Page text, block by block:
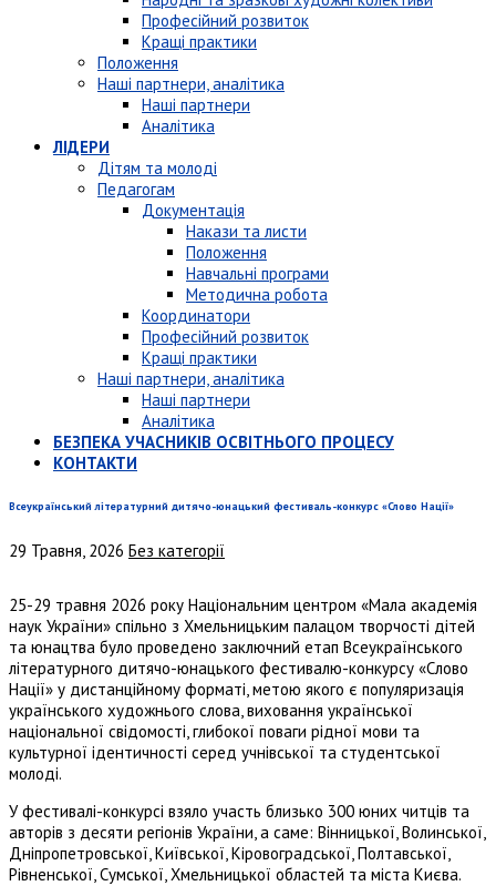
Професійний розвиток
Кращі практики
Положення
Наші партнери, аналітика
Наші партнери
Аналітика
ЛІДЕРИ
Дітям та молоді
Педагогам
Документація
Накази та листи
Положення
Навчальні програми
Методична робота
Координатори
Професійний розвиток
Кращі практики
Наші партнери, аналітика
Наші партнери
Аналітика
БЕЗПЕКА УЧАСНИКІВ ОСВІТНЬОГО ПРОЦЕСУ
КОНТАКТИ
Всеукраїнський літературний дитячо-юнацький фестиваль-конкурс «Слово Нації»
29 Травня, 2026 Без категорії
25-29 травня 2026 року Національним центром «Мала академія
наук України» спільно з Хмельницьким палацом творчості дітей
та юнацтва було проведено заключний етап Всеукраїнського
літературного дитячо-юнацького фестивалю-конкурсу «Слово
Нації» у дистанційному форматі, метою якого є популяризація
українського художнього слова, виховання української
національної свідомості, глибокої поваги рідної мови та
культурної ідентичності серед учнівської та студентської
молоді.
У фестивалі-конкурсі взяло участь близько 300 юних читців та
авторів з десяти регіонів України, а саме: Вінницької, Волинської,
Дніпропетровської, Київської, Кіровоградської, Полтавської,
Рівненської, Сумської, Хмельницької областей та міста Києва.